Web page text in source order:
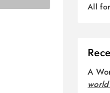
All
A